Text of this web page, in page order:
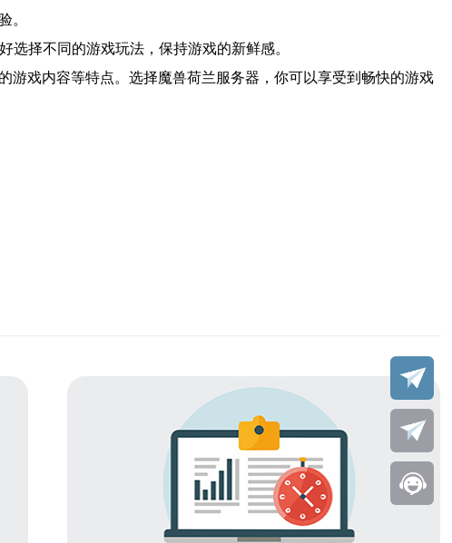
。
择不同的游戏玩法，保持游戏的新鲜感。
游戏内容等特点。选择魔兽荷兰服务器，你可以享受到畅快的游戏